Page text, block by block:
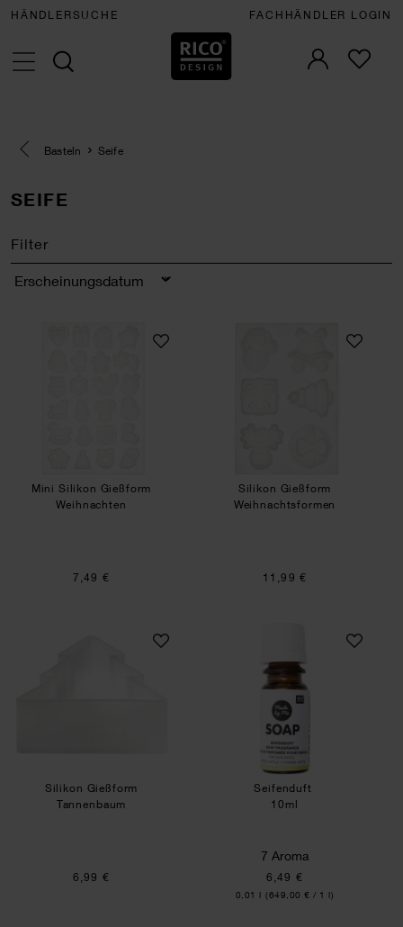
HÄNDLERSUCHE FACHHÄNDLER LOGIN
Eine Kategorie zurück navigieren
Basteln Seife
SEIFE
Filter
Sortierung
Mini Silikon Gießform Weihnachten
Mini Silikon Gießform
Weihnachten
7,49 €
Silikon Gießform
Silikon Gießform
Weihnachtsformen
11,99 €
Silikon Gießform Tannenbaum
Silikon Gießform
Tannenbaum
6,99 €
Seifenduft
Seifenduft
10ml
7 Aroma
6,49 €
Inhalt:
0,01 l (649,00 € / 1 l)